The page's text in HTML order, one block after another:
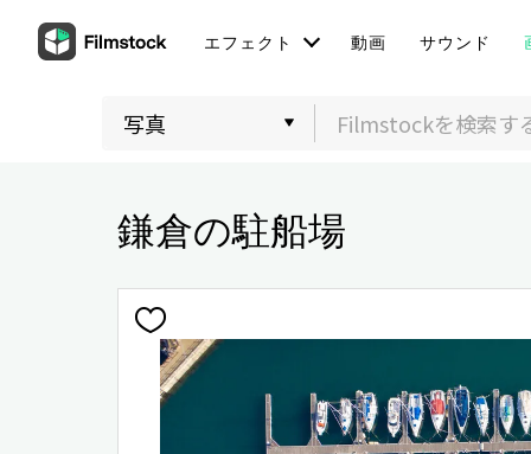
エフェクト 動画 サウンド
鎌倉の駐船場